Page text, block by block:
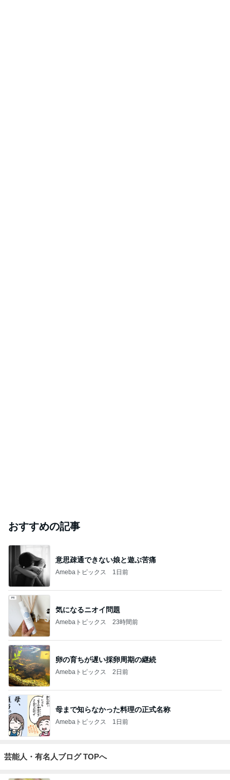
おすすめの記事
意思疎通できない娘と遊ぶ苦痛
Amebaトピックス 1日前
気になるニオイ問題
Amebaトピックス 23時間前
卵の育ちが遅い採卵周期の継続
Amebaトピックス 2日前
母まで知らなかった料理の正式名称
Amebaトピックス 1日前
芸能人・有名人ブログ TOPへ